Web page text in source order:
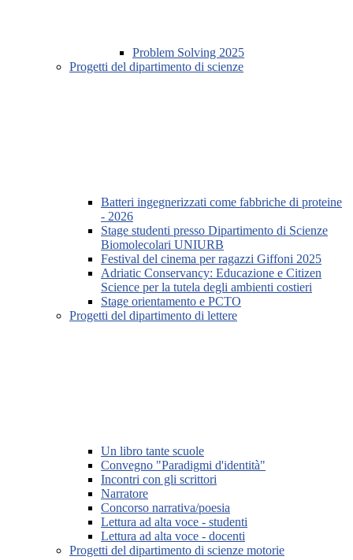
Problem Solving 2025
Progetti del dipartimento di scienze
Batteri ingegnerizzati come fabbriche di proteine
- 2026
Stage studenti presso Dipartimento di Scienze
Biomolecolari UNIURB
Festival del cinema per ragazzi Giffoni 2025
Adriatic Conservancy: Educazione e Citizen
Science per la tutela degli ambienti costieri
Stage orientamento e PCTO
Progetti del dipartimento di lettere
Un libro tante scuole
Convegno "Paradigmi d'identità"
Incontri con gli scrittori
Narratore
Concorso narrativa/poesia
Lettura ad alta voce - studenti
Lettura ad alta voce - docenti
Progetti del dipartimento di scienze motorie